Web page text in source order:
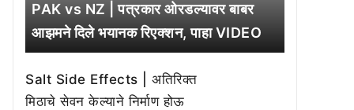
PAK vs NZ | पत्रकार ओरडल्यावर बाबर
आझमने दिले भयानक रिएक्शन, पाहा VIDEO
Salt Side Effects | अतिरिक्त
मिठाचे सेवन केल्याने निर्माण होऊ